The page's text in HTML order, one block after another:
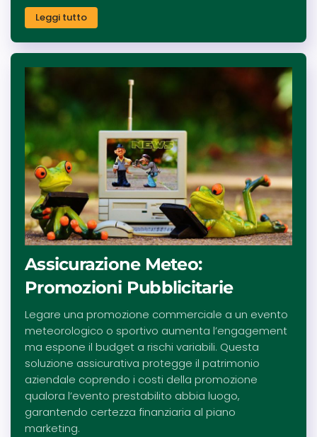
Leggi tutto
Assicurazione Meteo:
Promozioni Pubblicitarie
Legare una promozione commerciale a un evento
meteorologico o sportivo aumenta l’engagement
ma espone il budget a rischi variabili. Questa
soluzione assicurativa protegge il patrimonio
aziendale coprendo i costi della promozione
qualora l’evento prestabilito abbia luogo,
garantendo certezza finanziaria al piano
marketing.